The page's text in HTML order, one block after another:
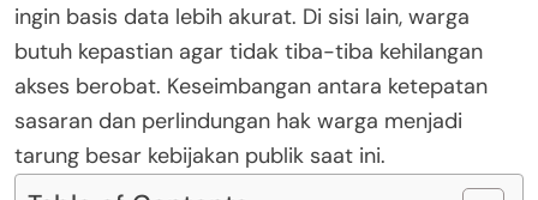
ingin basis data lebih akurat. Di sisi lain, warga
butuh kepastian agar tidak tiba-tiba kehilangan
akses berobat. Keseimbangan antara ketepatan
sasaran dan perlindungan hak warga menjadi
tarung besar kebijakan publik saat ini.